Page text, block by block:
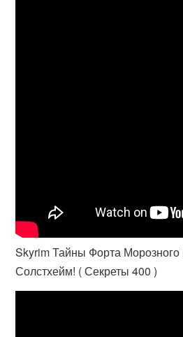
Skyrim Тайны Форта
Солстхейм! ( Секреты 400 )